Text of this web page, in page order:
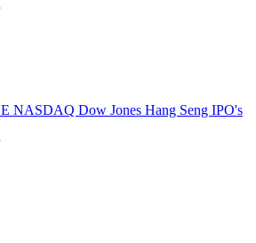
NASDAQ Dow Jones Hang Seng IPO's